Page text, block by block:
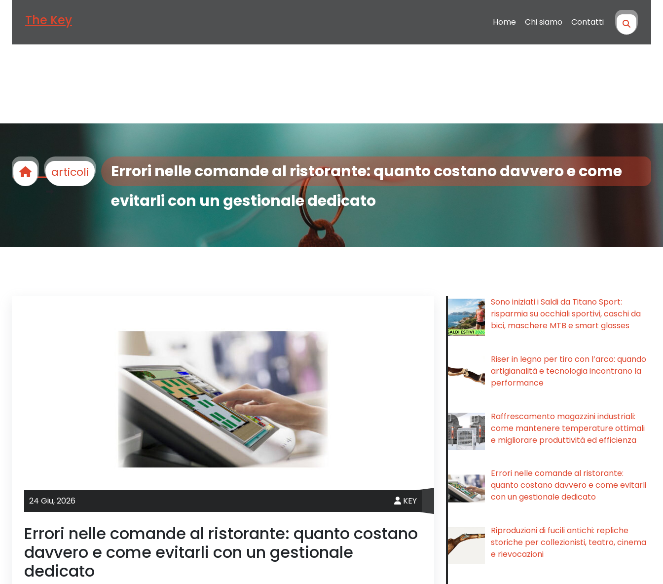
The Key Home Chi siamo Contatti
articoli
Errori nelle comande al ristorante: quanto costano davvero e come
evitarli con un gestionale dedicato
24 Giu,2026 KEY
Errori nelle comande al ristorante: quanto costano
davvero e come evitarli con un gestionale
dedicato
Sono iniziati i Saldi da Titano Sport:
risparmia su occhiali sportivi, caschi da
bici, maschere MTB e smart glasses
Riser in legno per tiro con l’arco: quando
artigianalità e tecnologia incontrano la
performance
Raffrescamento magazzini industriali:
come mantenere temperature ottimali
e migliorare produttività ed efficienza
Errori nelle comande al ristorante:
quanto costano davvero e come evitarli
con un gestionale dedicato
Riproduzioni di fucili antichi: repliche
storiche per collezionisti, teatro, cinema
e rievocazioni